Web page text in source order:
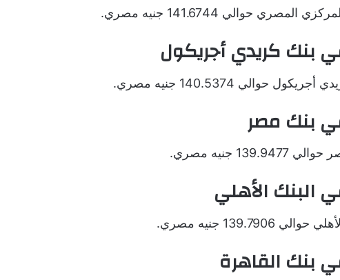
حوالي 141.6744 جنيه مصري.
بنك كريدي أجريكول
140.5374 جنيه مصري.
في بنك مصر
جنيه مصري.
البنك الأهلي
جنيه مصري.
بنك القاهرة